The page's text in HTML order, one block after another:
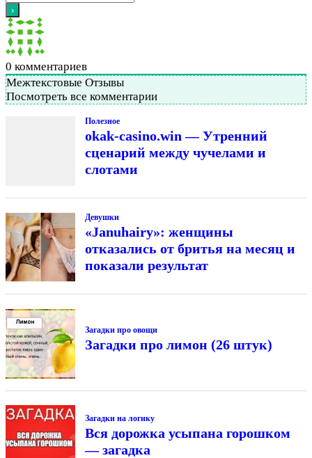
0 комментариев
Межтекстовые Отзывы
Посмотреть все комментарии
Полезное
okak-casino.win — Утренний
сценарий между чучелами и
слотами
Девушки
«Januhairy»: женщины
отказались от бритья на месяц и
показали результат
Загадки про овощи
Загадки про лимон (26 штук)
Загадки на логику
Вся дорожка усыпана горошком
— загадка